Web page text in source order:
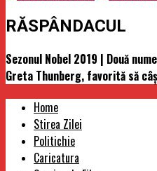
RĂSPÂNDACUL
Sezonul Nobel 2019 | Două
Greta Thunberg, favorită să
Home
Stirea Zilei
Politichie
Caricatura